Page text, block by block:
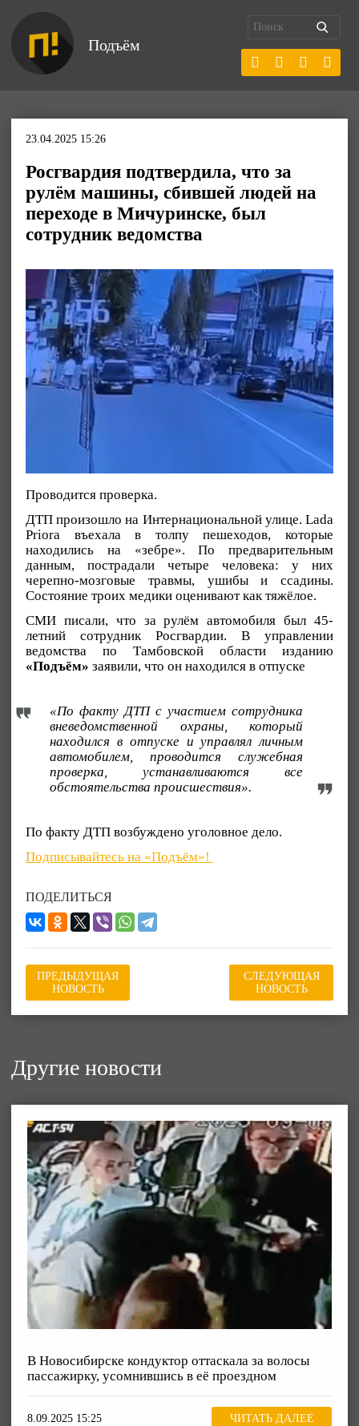
Подъём
23.04.2025 15:26
Росгвардия подтвердила, что за
рулём машины, сбившей людей на
переходе в Мичуринске, был
сотрудник ведомства
Проводится проверка.
ДТП произошло на Интернациональной улице. Lada
Priora въехала в толпу пешеходов, которые
находились на «зебре». По предварительным
данным, пострадали четыре человека: у них
черепно-мозговые травмы, ушибы и ссадины.
Состояние троих медики оценивают как тяжёлое.
СМИ писали, что за рулём автомобиля был 45-
летний сотрудник Росгвардии. В управлении
ведомства по Тамбовской области изданию
«Подъём» заявили, что он находился в отпуске
«По факту ДТП с участием сотрудника
вневедомственной охраны, который
находился в отпуске и управлял личным
автомобилем, проводится служебная
проверка, устанавливаются все
обстоятельства происшествия».
По факту ДТП возбуждено уголовное дело.
Подписывайтесь на «Подъём»!
ПОДЕЛИТЬСЯ
ПРЕДЫДУЩАЯ
НОВОСТЬ
СЛЕДУЮЩАЯ
НОВОСТЬ
Другие новости
В Новосибирске кондуктор оттаскала за волосы
пассажирку, усомнившись в её проездном
8.09.2025 15:25 ЧИТАТЬ ДАЛЕЕ